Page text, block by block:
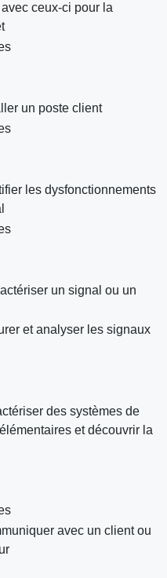
ceux-ci pour la
un poste client
les dysfonctionnements
un signal ou un
et analyser les signaux
des systèmes de
et découvrir la
avec un client ou